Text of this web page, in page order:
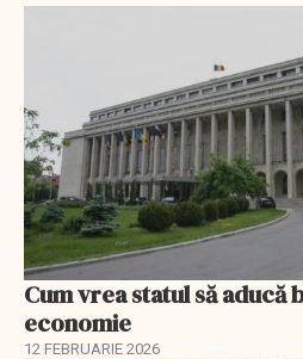
Cum vrea statul să aducă
economie
12 FEBRUARIE 2026